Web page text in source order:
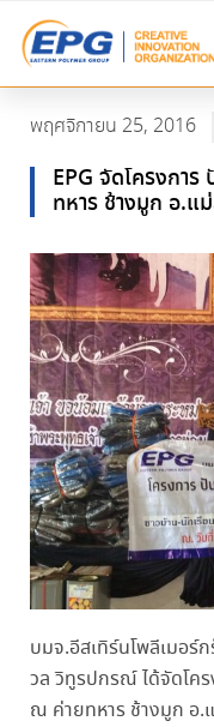
พฤศจิกายน 25, 2016
EPG จัดโครงกา
ทหาร ช้างมูก อ.แ
บมจ.อีสเทิร์นโพลีเมอ
วล วิทูรปกรณ์ ได้จัดโค
ณ ค่ายทหาร ช้างมูก อ.